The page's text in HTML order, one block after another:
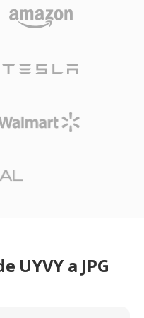
UYVY a JPG